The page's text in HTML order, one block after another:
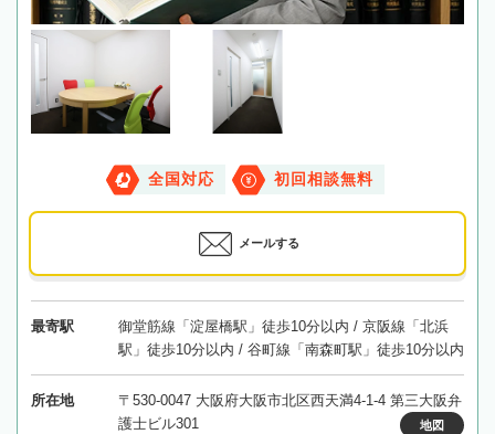
全国対応 初回相談無料
メールする
最寄駅
御堂筋線「淀屋橋駅」徒歩10分以内 / 京阪線「北浜
駅」徒歩10分以内 / 谷町線「南森町駅」徒歩10分以内
所在地
〒530-0047 大阪府大阪市北区西天満4-1-4 第三大阪弁
護士ビル301
地図